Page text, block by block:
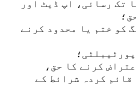
تک رسائی، اپ ڈیٹ اور
کو ختم یا محدود کرنے
کرنے کا حق،
قائم کردہ شرائط کے